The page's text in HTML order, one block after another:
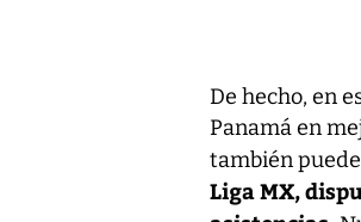
De hecho, en
Panamá en
también
Liga MX,